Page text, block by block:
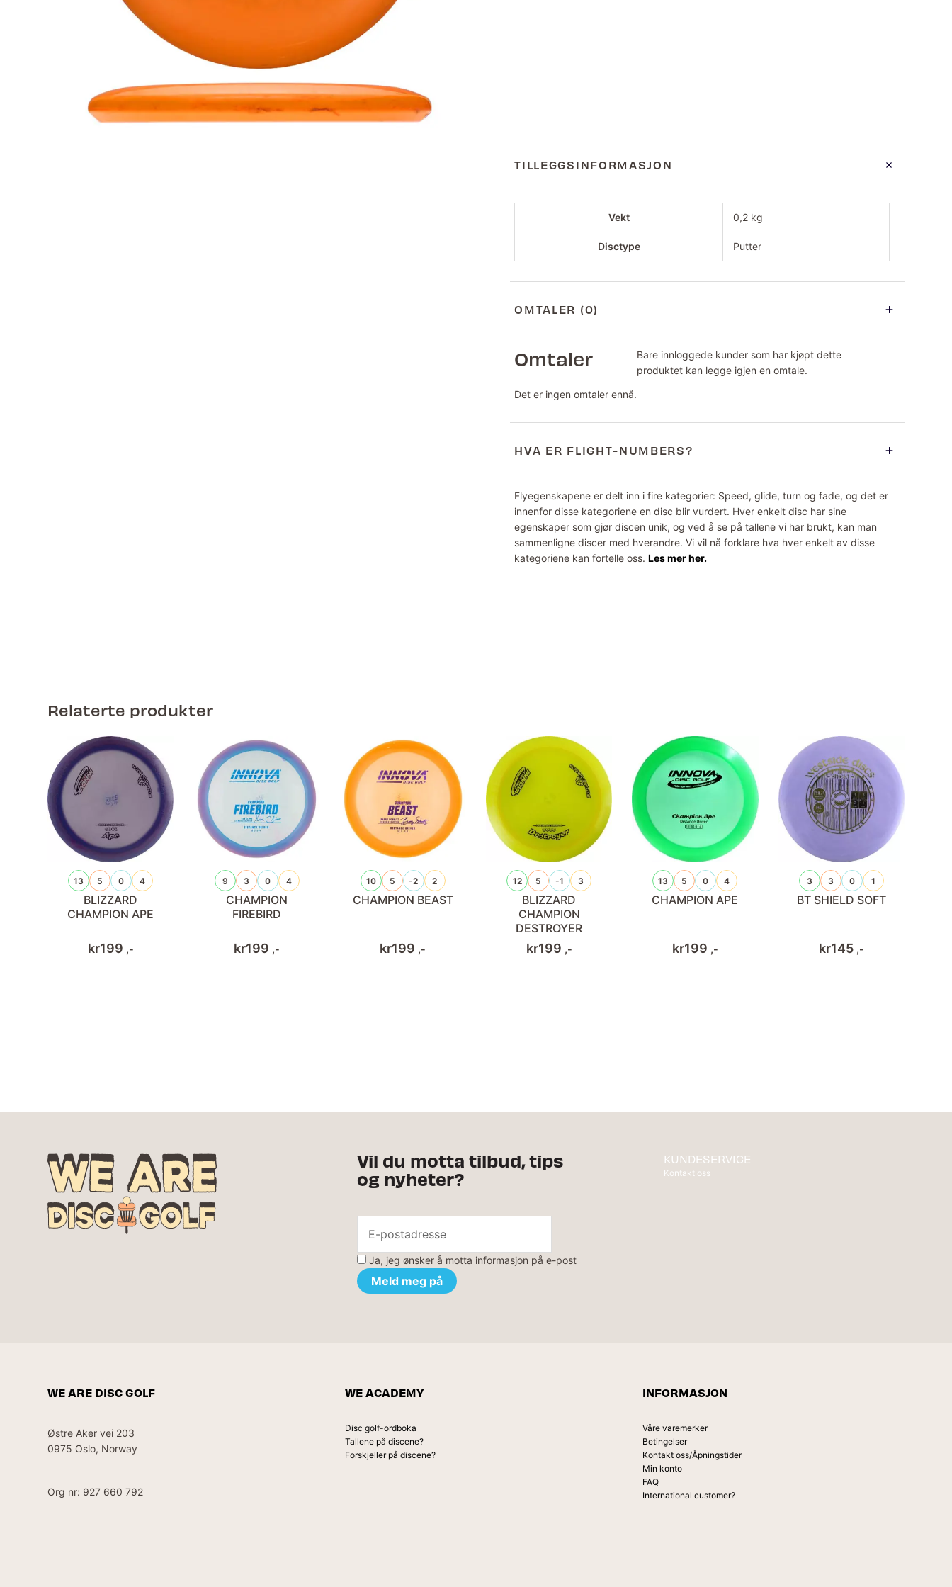
TILLEGGSINFORMASJON
Vekt 0,2 kg
Disctype Putter
OMTALER (0)
Omtaler
Det er ingen omtaler ennå.
Bare innloggede kunder som har kjøpt dette
produktet kan legge igjen en omtale.
HVA ER FLIGHT-NUMBERS?
Flyegenskapene er delt inn i fire kategorier: Speed, glide, turn og fade, og det er
innenfor disse kategoriene en disc blir vurdert. Hver enkelt disc har sine
egenskaper som gjør discen unik, og ved å se på tallene vi har brukt, kan man
sammenligne discer med hverandre. Vi vil nå forklare hva hver enkelt av disse
kategoriene kan fortelle oss.Les mer her.
Relaterte produkter
13 5 0 4
BLIZZARD
CHAMPION APE
kr199 ,-
9 3 0 4
CHAMPION
FIREBIRD
kr199 ,-
10 5 -2 2
CHAMPION BEAST
kr199 ,-
12 5 -1 3
BLIZZARD
CHAMPION
DESTROYER
kr199 ,-
13 5 0 4
CHAMPION APE
kr199 ,-
3 3 0 1
BT SHIELD SOFT
kr145 ,-
Vil du motta tilbud, tips
og nyheter?
Ja, jeg ønsker å motta informasjon på e-post
KUNDESERVICE
Kontakt oss
WE ARE DISC GOLF
Østre Aker vei 203
0975 Oslo, Norway
Org nr: 927 660 792
WE ACADEMY
Disc golf-ordboka
Tallene på discene?
Forskjeller på discene?
INFORMASJON
Våre varemerker
Betingelser
Kontakt oss/Åpningstider
Min konto
FAQ
International customer?